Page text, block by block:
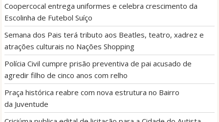
Coopercocal entrega uniformes e celebra crescimento da
Escolinha de Futebol Suíço
Semana dos Pais terá tributo aos Beatles, teatro, xadrez e
atrações culturais no Nações Shopping
Polícia Civil cumpre prisão preventiva de pai acusado de
agredir filho de cinco anos com relho
Praça histórica reabre com nova estrutura no Bairro
da Juventude